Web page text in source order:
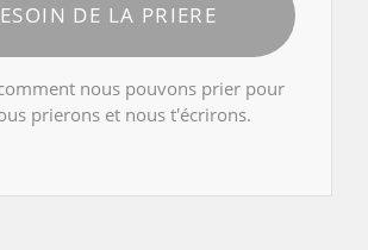
DE LA PRIERE
nous pouvons prier pour
prierons et nous t'écrirons.